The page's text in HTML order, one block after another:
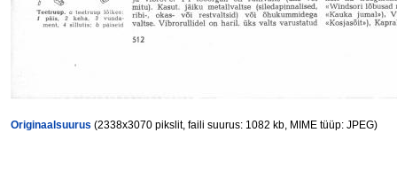
Originaalsuurus (2338x3070 pikslit, faili suurus: 1082 kb, MIME tüüp: JPEG)